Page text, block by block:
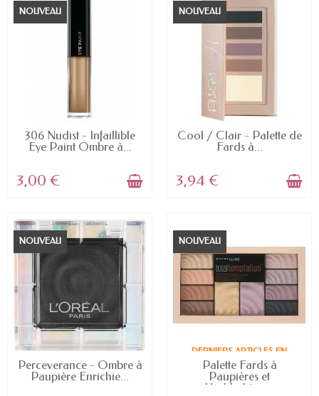
NOUVEAU
EN STOCK
306 Nudist - Infaillible
Eye Paint Ombre à...
3,00 €
NOUVEAU
EN STOCK
Cool / Clair - Palette de
Fards à...
3,94 €
NOUVEAU
EN STOCK
Perceverance - Ombre à
Paupière Enrichie...
NOUVEAU
DERNIERS ARTICLES EN
STOCK
Palette Fards à
Paupières et
Highlighters...